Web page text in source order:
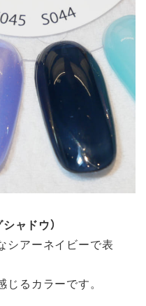
ャドウ）
シアーネイビーで表
るカラーです。